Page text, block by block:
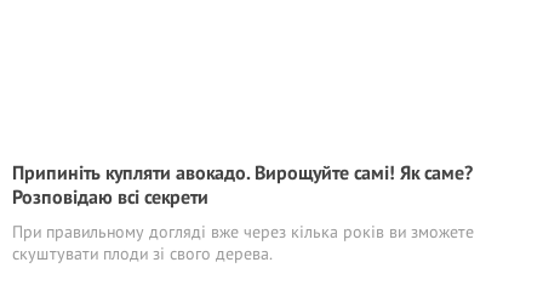
Припиніть купляти авокадо. Вирощуйте самі! Як саме?
Розповідаю всі секрети
При правильному догляді вже через кілька років ви зможете
скуштувати плоди зі свого дерева.